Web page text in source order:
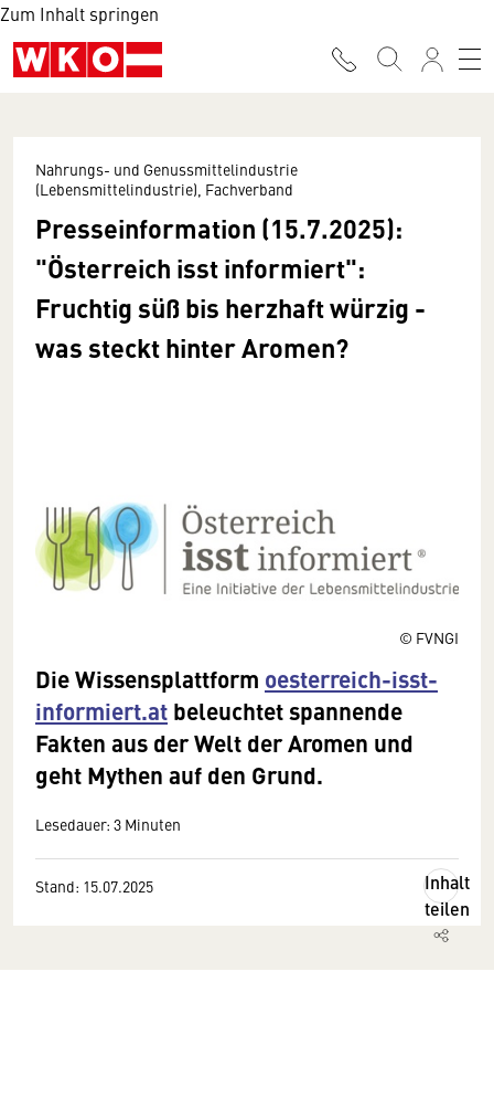
Zum Inhalt springen
© FVNGI
Nahrungs- und Genussmittelindustrie
(Lebensmittelindustrie), Fachverband
Presseinformation (15.7.2025):
"Österreich isst informiert":
Fruchtig süß bis herzhaft würzig -
was steckt hinter Aromen?
Die Wissensplattform oesterreich-isst-
informiert.at beleuchtet spannende
Fakten aus der Welt der Aromen und
geht Mythen auf den Grund.
Lesedauer: 3 Minuten
Stand: 15.07.2025
Inhalt
teilen